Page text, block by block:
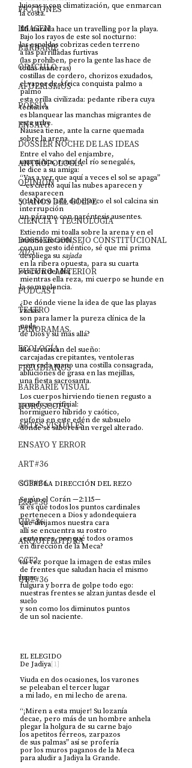
FICCIONES
IMAGEN
BARBARIE
ORÁCULO
AFUERISMOS
POESÍA
ENSAYO
DOSSIER NOCHE DE LAS IDEAS
ANTROPOLOGÍA
OPINIÓN
50 AÑOS DEL GOLPE
CIENCIA Y TECNOLOGÍA
DOSSIER CONSEJO CONSTITUCIONAL
2023
FUTURO ANTERIOR
PODCAST
TEATRO
PANORAMAS
ECOLOGÍA
FREUDIANOS
BARBARIE VISUAL
HORÓSCOPO
ARTES VISUALES
ENSAYO Y ERROR
ART#36
CCF#36
E&E#36
UP#36
ARQUITECTURA
CCF2
UP2#36
lujosas y con climatización, que enmarcan
la costa.
Mi mirada hace un travelling por la playa.
Bajo los rayos de este sol nocturno:
las espaldas cobrizas ceden terreno
a las parrilladas furtivas
(las prohíben, pero la gente las hace de
todas maneras)
costillas de cordero, chorizos exudados,
el vapor de África conquista palmo a
palmo
esta orilla civilizada: pedante ribera cuya
tentativa
es blanquear las manchas migrantes de
esta urbe.
Náusea tiene, ante la carne quemada
sobre la arena.
Entre el vaho del enjambre,
una niñita, rama del río senegalés,
le dice a su amiga:
“Vas a ver que aquí a veces el sol se apaga”
—es cierto aquí las nubes aparecen y
desaparecen
y del otro lado del charco el sol calcina sin
interrupción
un páramo con paréntesis ausentes.
Extiendo mi toalla sobre la arena y en el
mismo instante,
con un gesto idéntico, sé que mi prima
despliega su sajada
en la ribera opuesta, para su cuarta
oración del día;
mientras ella reza, mi cuerpo se hunde en
la somnolencia.
¿De dónde viene la idea de que las playas
vacías
son para lamer la pureza clínica de la
nada,
de Dios y su más allá?
Me arrancan del sueño:
carcajadas crepitantes, ventoleras
—en cada mano una costilla consagrada,
abluciones de grasa en las mejillas,
una fiesta sacrosanta.
Los cuerpos hirviendo tienen regusto a
ganado sacrificial:
hormiguero híbrido y caótico,
euforia en este edén de subsuelo
donde se saborea un vergel alterado.
SOBRE LA DIRECCIÓN DEL REZO
Según el Corán —2:115—
si es que todos los puntos cardinales
pertenecen a Dios y adondequiera
que dirijamos nuestra cara
allí se encuentra su rostro
¿entonces, por qué todos oramos
en dirección de la Meca?
tal vez porque la imagen de estas miles
de frentes que saludan hacia el mismo
lugar
fulgura y borra de golpe todo ego:
nuestras frentes se alzan juntas desde el
suelo
y son como los diminutos puntos
de un sol naciente.
EL ELEGIDO
De Jadiya[1]
Viuda en dos ocasiones, los varones
se peleaban el tercer lugar
a mi lado, en mi lecho de arena.
“¡Miren a esta mujer! Su lozanía
decae, pero más de un hombre anhela
plegar la holgura de su carne bajo
los apetitos férreos, zarpazos
de sus palmas” así se profería
por los muros paganos de la Meca
para aludir a Jadiya la Grande.